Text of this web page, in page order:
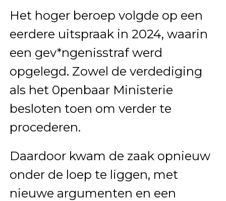
Het hoger beroep volgde op een
eerdere uitspraak in 2024, waarin
een gev*ngenisstraf werd
opgelegd. Zowel de verdediging
als het 0penbaar Ministerie
besloten toen om verder te
procederen.
Daardoor kwam de zaak opnieuw
onder de loep te liggen, met
nieuwe argumenten en een